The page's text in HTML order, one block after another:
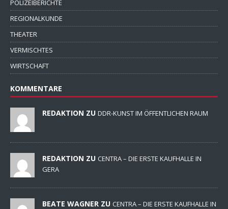
POLIZEIBERICHTE
REGIONALKUNDE
THEATER
VERMISCHTES
WIRTSCHAFT
KOMMENTARE
REDAKTION ZU DDR-KUNST IM ÖFFENTLICHEN RAUM
REDAKTION ZU CENTRA – DIE ERSTE KAUFHALLE IN
GERA
BEATE WAGNER ZU CENTRA – DIE ERSTE KAUFHALLE IN